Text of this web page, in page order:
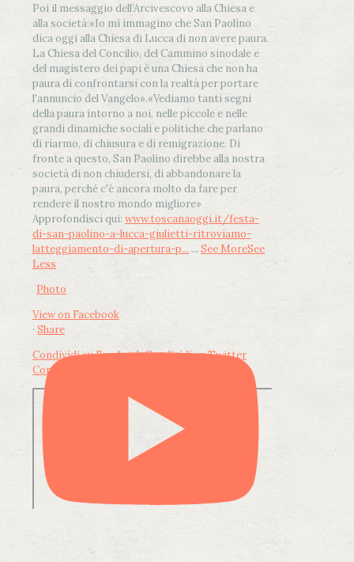
Poi il messaggio dell’Arcivescovo alla Chiesa e
alla società:«Io mi immagino che San Paolino
dica oggi alla Chiesa di Lucca di non avere paura.
La Chiesa del Concilio, del Cammino sinodale e
del magistero dei papi è una Chiesa che non ha
paura di confrontarsi con la realtà per portare
l'annuncio del Vangelo».«Vediamo tanti segni
della paura intorno a noi, nelle piccole e nelle
grandi dinamiche sociali e politiche che parlano
di riarmo, di chiusura e di remigrazione. Di
fronte a questo, San Paolino direbbe alla nostra
società di non chiudersi, di abbandonare la
paura, perché c'è ancora molto da fare per
rendere il nostro mondo migliore»
Approfondisci qui: www.toscanaoggi.it/festa-
di-san-paolino-a-lucca-giulietti-ritroviamo-
latteggiamento-di-apertura-p... ... See MoreSee
Less
Photo
View on Facebook
· Share
Condividi su FacebookCondividi su Twitter
Condividi su LinkedIn